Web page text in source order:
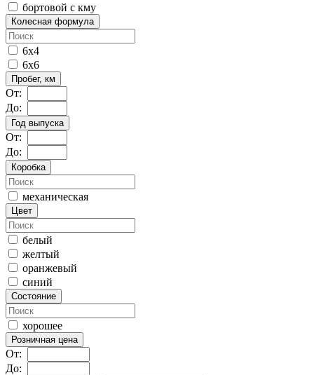
бортовой с кму
Колесная формула
6x4
6x6
Пробег, км
От:
До:
Год выпуска
От:
До:
Коробка
механическая
Цвет
белый
желтый
оранжевый
синий
Состояние
хорошее
Розничная цена
От:
До: